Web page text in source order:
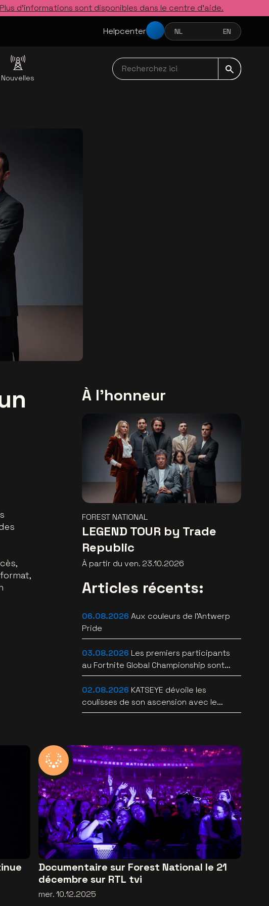
Plus d’informations sont disponibles dans le centre d’aide.
Helpcenter NEDERLANDS
NL FRANÇAISENGLISH
EN
Nouvelles
Recherchez ici navbar
À l'honneur
FOREST NATIONAL
LEGEND TOUR by Trade
Republic
À partir du ven. 23.10.2026
Articles récents:
06.08.2026 Aux couleurs de l'Antwerp
Pride
03.08.2026 Les premiers participants
au Fortnite Global Championship sont
connus au Lotto Arena
02.08.2026 KATSEYE dévoile les
coulisses de son ascension avec le
documentaire WILD HEARTS [trailer]
Documentaire sur Forest National le 21
décembre sur RTL tvi
mer. 10.12.2025